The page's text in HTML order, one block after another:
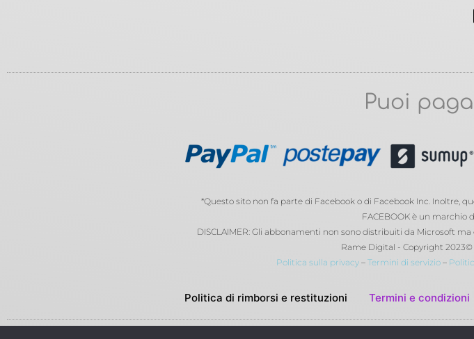
Puoi
*Questo sito non fa parte di Facebook o di Facebook Inc. Inoltre,
FACEBOOK è un marchio
DISCLAIMER: Gli abbonamenti non sono distribuiti da Microsoft
Rame Digital - Copyright
Politica sulla privacy – Termini di servizio –
Politica di rimborsi e restituzioni Termini e condizioni